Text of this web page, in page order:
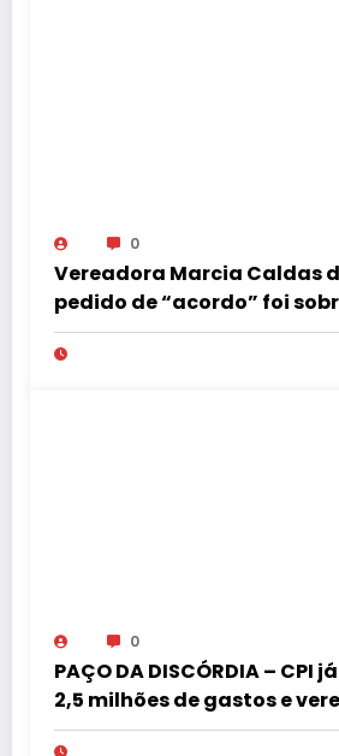
0
Vereadora Marcia Caldas
pedido de “acordo” foi
institucional
0
PAÇO DA DISCÓRDIA – CPI
2,5 milhões de gastos e
pede “acordo” para